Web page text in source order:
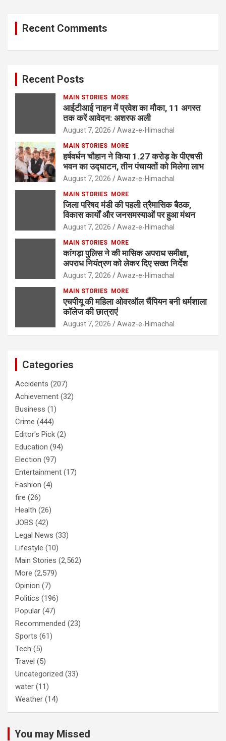
Recent Comments
Recent Posts
MAIN STORIES MORE
आईटीआई नाहन में प्रवेश का मौका, 11 अगस्त
तक करें आवेदन: अशरफ अली
August 7, 2026 Awaz-e-Himachal
MAIN STORIES MORE
हर्षवर्धन चौहान ने किया 1.27 करोड़ के पीएचसी
भवन का उद्घाटन, तीन पंचायतों को मिलेगा लाभ
August 7, 2026 Awaz-e-Himachal
MAIN STORIES MORE
जिला परिषद मंडी की पहली त्रैमासिक बैठक,
विकास कार्यों और जनसमस्याओं पर हुआ मंथन
August 7, 2026 Awaz-e-Himachal
MAIN STORIES MORE
कांगड़ा पुलिस ने की मासिक अपराध समीक्षा,
अपराध नियंत्रण को लेकर दिए सख्त निर्देश
August 7, 2026 Awaz-e-Himachal
MAIN STORIES MORE
एचपीयू की महिला ओवरऑल चैंपियन बनी धर्मशाला
कॉलेज की छात्राएं
August 7, 2026 Awaz-e-Himachal
Categories
Accidents (207)
Achievement (32)
Business (1)
Crime (444)
Editor's Pick (2)
Education (94)
Election (97)
Entertainment (17)
Fashion (4)
fire (26)
Health (26)
JOBS (42)
Legal News (33)
Lifestyle (10)
Main Stories (2,562)
More (2,579)
Opinion (7)
Politics (196)
Popular (47)
Recommended (23)
Sports (61)
Tech (5)
Travel (5)
Uncategorized (33)
water (11)
Weather (14)
You may Missed